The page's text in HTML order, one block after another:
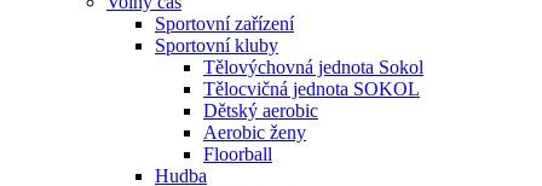
Sportovní zařízení
Sportovní kluby
Tělovýchovná jednota Sokol
Tělocvičná jednota SOKOL
Dětský aerobic
Aerobic ženy
Floorball
Hudba